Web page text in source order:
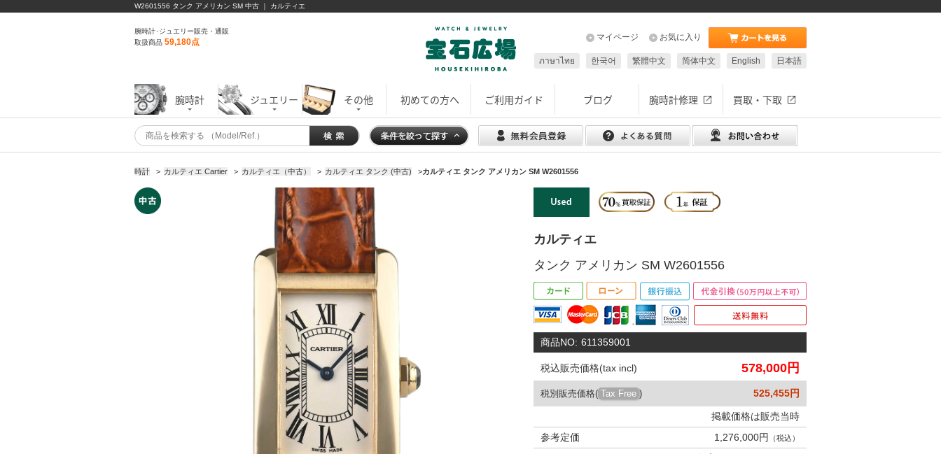
W2601556 タンク アメリカン SM 中古 ｜ カルティエ
腕時計･ジュエリー販売・通販
取扱商品 59,180点 お気に入り
マイページ
日本語
English
简体中文
繁體中文
한국어
ภาษาไทย
腕時計 ジュエリー その他 初めての方へ ご利用ガイド ブログ 腕時計修理 買取・下取
時計 > カルティエ Cartier > カルティエ（中古） > カルティエ タンク (中古) >カルティエ タンク アメリカン SM W2601556
カルティエ
タンク アメリカン SM W2601556
商品NO: 611359001
税込販売価格(tax incl) 578,000円
税別販売価格( Tax Free ) 525,455円
掲載価格は販売当時
参考定価
1,276,000円 （税込）